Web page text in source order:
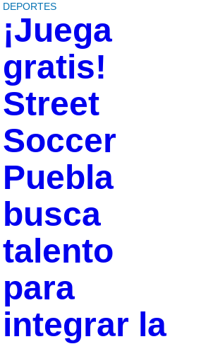
DEPORTES
¡Juega
gratis!
Street
Soccer
Puebla
busca
talento
para
integrar la